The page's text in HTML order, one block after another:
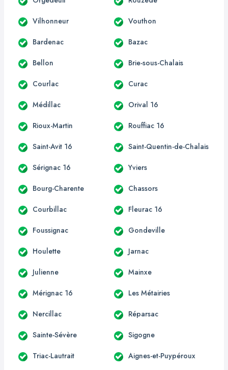
Vilhonneur Vouthon
Bardenac Bazac
Bellon Brie-sous-Chalais
Courlac Curac
Médillac Orival 16
Rioux-Martin Rouffiac 16
Saint-Avit 16 Saint-Quentin-de-Chalais
Sérignac 16 Yviers
Bourg-Charente Chassors
Courbillac Fleurac 16
Foussignac Gondeville
Houlette Jarnac
Julienne Mainxe
Mérignac 16 Les Métairies
Nercillac Réparsac
Sainte-Sévère Sigogne
Triac-Lautrait Aignes-et-Puypéroux